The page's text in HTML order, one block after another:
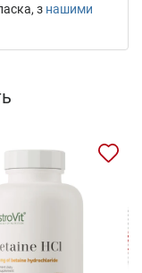
з нашими